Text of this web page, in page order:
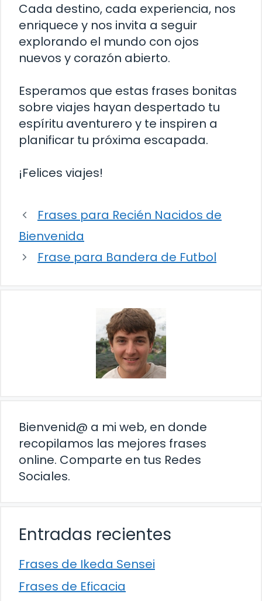
Cada destino, cada experiencia, nos
enriquece y nos invita a seguir
explorando el mundo con ojos
nuevos y corazón abierto.
Esperamos que estas frases bonitas
sobre viajes hayan despertado tu
espíritu aventurero y te inspiren a
planificar tu próxima escapada.
¡Felices viajes!
Frases para Recién Nacidos de
Bienvenida
Frase para Bandera de Futbol
Bienvenid@ a mi web, en donde
recopilamos las mejores frases
online. Comparte en tus Redes
Sociales.
Entradas recientes
Frases de Ikeda Sensei
Frases de Eficacia